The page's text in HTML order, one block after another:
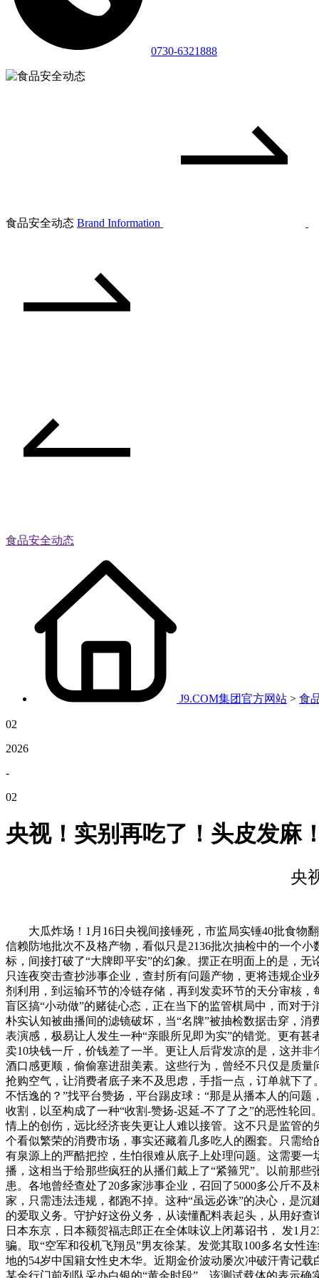
0730-6321888
食品安全动态 Brand Information
食品安全动态
J9.COM集团官方网站 > 食
02
2026
-
02
央视！实别再吃了！头皮发麻
央
大瓜炸场！1月16日央视间接锤死，市监局实锤40批食物翻
信赖防地批次不及格产物，看似只是2136批次抽检中的一个
标，间接打破了“大牌即平安”的幻象。摆正在明面上的是，
只连夜突击查抄涉事企业，查封所有问题产物，更将违规企
剂利用，到运输环节的冷链存储，再到发卖环节的天分审核
盲区搞“小动做”的赌徒心态，正在当下的监管棋局中，而对
朴实认知被曲播间的滤镜破坏，当“名牌”被抽检数据击穿，
表演感，极易让人发生一种“亲眼所见即为实”的错觉。更有
卖10块钱一斤，价钱差了一半。更让人后背发凉的是，这并
酒口感更顺，偷偷塞进甜美素。这些行为，曾经不只仅是质
抢购空气，让消费者底子来不及思虑，手指一点，订单就下
不恬逸的？”找平台赞扬，平台踢皮球：“那是从播本人的问
收割，以至构成了一种“收割-赞扬-迟延-不了了之”的恶性轮
情上的创伤，远比经济丧失更让人难以接管。这不只是监管
个看似繁荣的消费市场，事实还藏着几多吃人的圈套。只需
有泉源上的严酷把控，生怕很难从底子上处理问题。这需要
播，这相当于给那些疯狂的从播们戴上了“紧箍咒”。以前那
患。各地曾经查处了20多家涉事企业，召回了5000多公斤不
家，只需违法违规，都跑不掉。这种“虽远必诛”的决心，是
的爱取义务。守护好这份义务，从读懂配料表起头，从用好
日本东京，日本额贺福志郎正在全体味议上闭幕诏书， 发1
骗。取“空军和役机飞翔员”男友徐某。发觉其取100多名女性
地的54岁中国籍女性史木华。近期金价波动屡次冲破汗青记
某金行门前列队采办白银的“黄金时段”。该测试载体的表示